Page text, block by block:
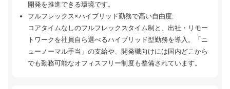
開発を推進できる環境です。
フルフレックス×ハイブリッド勤務で高い自由度:
コアタイムなしのフルフレックスタイム制と、出社・リモー
トワークを社員自ら選べるハイブリッド型勤務を導入。「ニ
ューノーマル手当」の支給や、開発職向けには国内どこから
でも勤務可能なオフィスフリー制度も整備されています。